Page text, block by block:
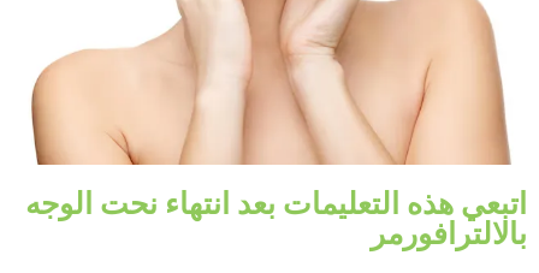
اتبعي هذه التعليمات بعد انتهاء نحت الوجه
بالالترافورمر